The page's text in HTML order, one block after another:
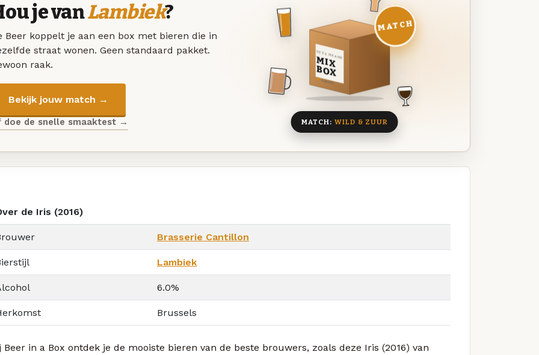
je vanLambiek?
Beer koppelt je aan een box met bieren die in
straat wonen. Geen standaard pakket.
raak.
Bekijk jouw match →
doe de snelle smaaktest →
DEZE MAAND
MIX
BOX
8 BIEREN
MATCH
MATCH: WILD & ZUUR
de Iris (2016)
Brasserie Cantillon
Lambiek
6.0%
Brussels
Beer in a Box ontdek je de mooiste bieren van de beste brouwers, zoals deze Iris (2016) van